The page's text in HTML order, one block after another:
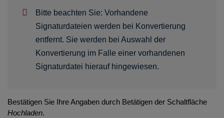
Bitte beachten Sie: Vorhandene
Signaturdateien werden bei Konvertierung
entfernt. Sie werden bei Auswahl der
Konvertierung im Falle einer vorhandenen
Signaturdatei hierauf hingewiesen.
Bestätigen Sie Ihre Angaben durch Betätigen der Schaltfläche
Hochladen.